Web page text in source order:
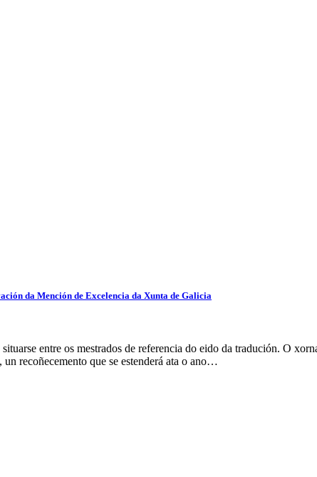
da Mención de Excelencia da Xunta de Galicia
entre os mestrados de referencia do eido da tradución. O
recoñecemento que se estenderá ata o ano…